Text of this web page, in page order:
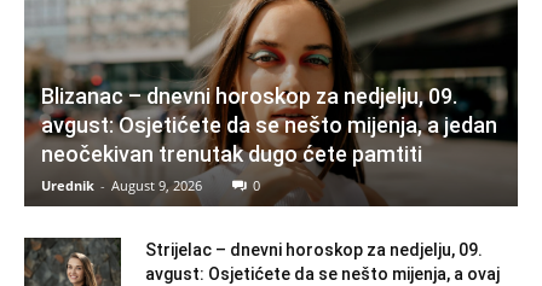
Blizanac – dnevni horoskop za nedjelju, 09.
avgust: Osjetićete da se nešto mijenja, a jedan
neočekivan trenutak dugo ćete pamtiti
Urednik - August 9, 2026 0
Strijelac – dnevni horoskop za nedjelju, 09.
avgust: Osjetićete da se nešto mijenja, a ovaj